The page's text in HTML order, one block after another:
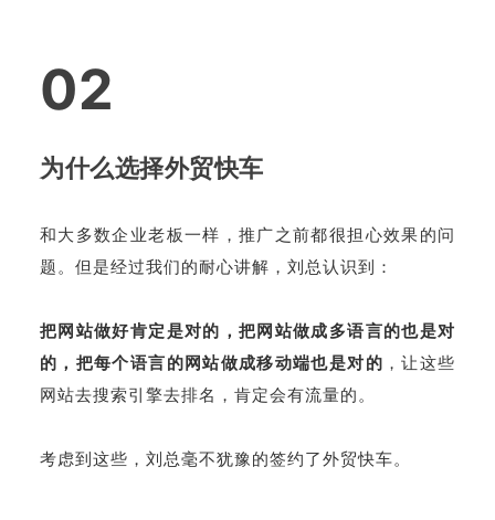
02
为什么选择外贸快车
和大多数企业老板一样，推广之前都很担心效果的问
题。 但是经过我们的耐心讲解， 刘总认识到：
把网站做好肯定是对的，把网站做成多语言的也是对
的，把每个语言的网站做成移动端也是对的 ，让这些
网站去搜索引擎去排名，肯定会有流量的。
考虑到这些，刘总毫不犹豫的签约了外贸快车。